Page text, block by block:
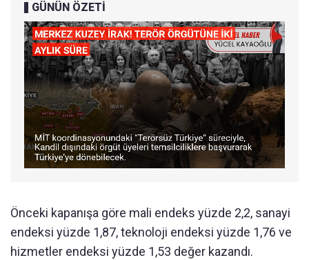
GÜNÜN ÖZETİ
Önceki kapanışa göre mali endeks yüzde 2,2, sanayi
endeksi yüzde 1,87, teknoloji endeksi yüzde 1,76 ve
hizmetler endeksi yüzde 1,53 değer kazandı.